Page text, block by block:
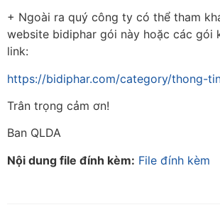
+ Ngoài ra quý công ty có thể tham
website bidiphar gói này hoặc các gói
link:
https://bidiphar.com/category/thong-
Trân trọng cảm ơn!
Ban QLDA
Nội dung file đính kèm: File đính kèm